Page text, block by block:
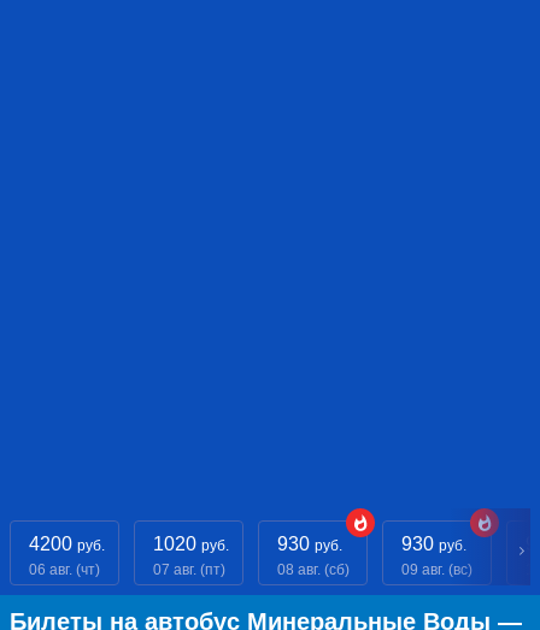
4200 руб.
06 авг. (чт)
1020 руб.
07 авг. (пт)
930 руб.
08 авг. (сб)
930 руб.
09 авг. (вс)
Билеты на автобус Минеральные Воды —